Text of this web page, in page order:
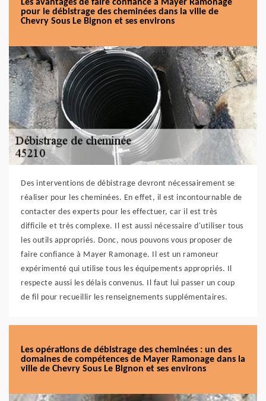
Les avantages de faire confiance à Mayer Ramonage
pour le débistrage des cheminées dans la ville de
Chevry Sous Le Bignon et ses environs
Des interventions de débistrage devront nécessairement se
réaliser pour les cheminées. En effet, il est incontournable de
contacter des experts pour les effectuer, car il est très
difficile et très complexe. Il est aussi nécessaire d'utiliser tous
les outils appropriés. Donc, nous pouvons vous proposer de
faire confiance à Mayer Ramonage. Il est un ramoneur
expérimenté qui utilise tous les équipements appropriés. Il
respecte aussi les délais convenus. Il faut lui passer un coup
de fil pour recueillir les renseignements supplémentaires.
Les opérations de débistrage des cheminées : un des
domaines de compétences de Mayer Ramonage dans la
ville de Chevry Sous Le Bignon et ses environs